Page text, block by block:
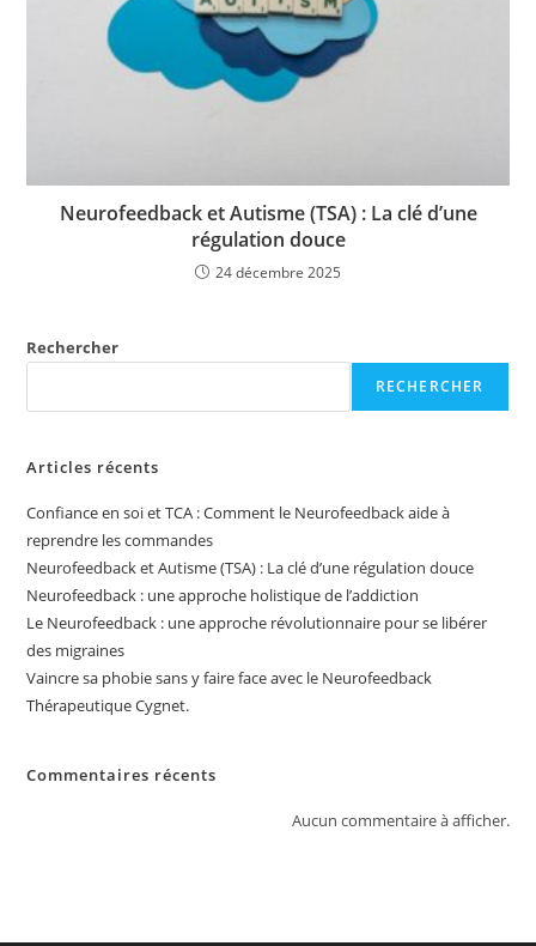
Neurofeedback et Autisme (TSA) : La clé d’une
régulation douce
24 décembre 2025
Rechercher
RECHERCHER
Articles récents
Confiance en soi et TCA : Comment le Neurofeedback aide à
reprendre les commandes
Neurofeedback et Autisme (TSA) : La clé d’une régulation douce
Neurofeedback : une approche holistique de l’addiction
Le Neurofeedback : une approche révolutionnaire pour se libérer
des migraines
Vaincre sa phobie sans y faire face avec le Neurofeedback
Thérapeutique Cygnet.
Commentaires récents
Aucun commentaire à afficher.